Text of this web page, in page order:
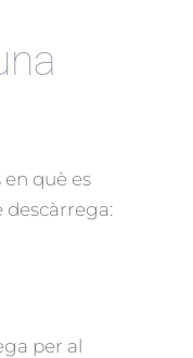
en què es
descàrrega:
per al